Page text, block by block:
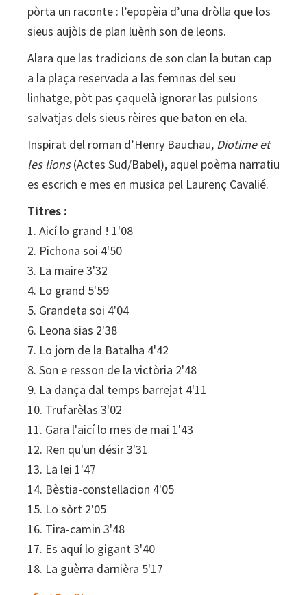
pòrta un raconte : l’epopèia d’una dròlla que los
sieus aujòls de plan luènh son de leons.
Alara que las tradicions de son clan la butan cap
a la plaça reservada a las femnas del seu
linhatge, pòt pas çaquelà ignorar las pulsions
salvatjas dels sieus rèires que baton en ela.
Inspirat del roman d’Henry Bauchau, Diotime et
les lions(Actes Sud/Babel), aquel poèma narratiu
es escrich e mes en musica pel Laurenç Cavalié.
Titres :
1. Aicí lo grand ! 1'08
2. Pichona soi 4'50
3. La maire 3'32
4. Lo grand 5'59
5. Grandeta soi 4'04
6. Leona sias 2'38
7. Lo jorn de la Batalha 4'42
8. Son e resson de la victòria 2'48
9. La dança dal temps barrejat 4'11
10. Trufarèlas 3'02
11. Gara l'aicí lo mes de mai 1'43
12. Ren qu'un désir 3'31
13. La lei 1'47
14. Bèstia-constellacion 4'05
15. Lo sòrt 2'05
16. Tira-camin 3'48
17. Es aquí lo gigant 3'40
18. La guèrra darnièra 5'17